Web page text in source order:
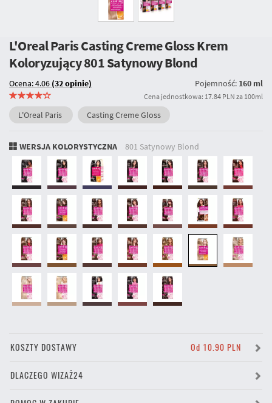
L'Oreal Paris Casting Creme Gloss Krem
Koloryzujący801 Satynowy Blond
Ocena: 4.06 (32 opinie) Pojemność: 160 ml
Cena jednostkowa: 17.84 PLN za 100ml
L'Oreal Paris Casting Creme Gloss
WERSJA KOLORYSTYCZNA 801 Satynowy Blond
KOSZTY DOSTAWY Od 10.90 PLN
DLACZEGO WIZAŻ24